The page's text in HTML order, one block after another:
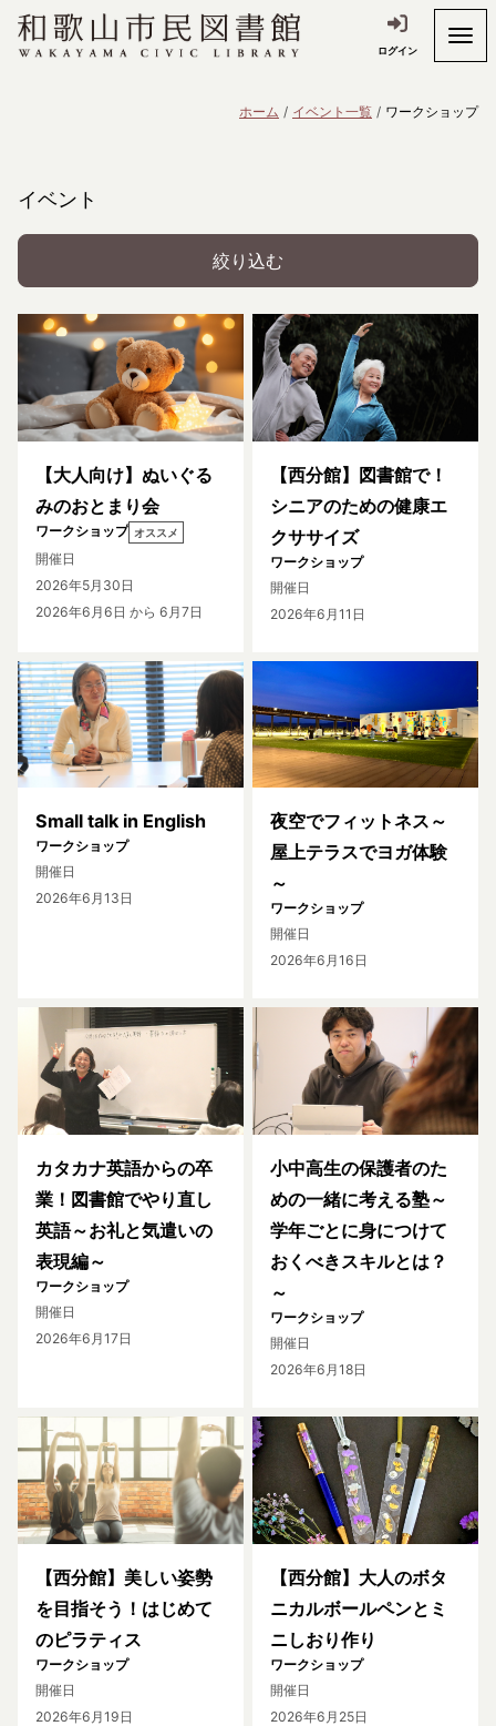
ログイン
ホーム イベント一覧 ワークショップ
イベント
絞り込む
【大人向け】ぬいぐる
みのおとまり会
ワークショップ オススメ
開催日
2026年5月30日
2026年6月6日 から 6月7日
【西分館】図書館で！
シニアのための健康エ
クササイズ
ワークショップ
開催日
2026年6月11日
Small talk in English
ワークショップ
開催日
2026年6月13日
夜空でフィットネス～
屋上テラスでヨガ体験
～
ワークショップ
開催日
2026年6月16日
カタカナ英語からの卒
業！図書館でやり直し
英語～お礼と気遣いの
表現編～
ワークショップ
開催日
2026年6月17日
小中高生の保護者のた
めの一緒に考える塾～
学年ごとに身につけて
おくべきスキルとは？
～
ワークショップ
開催日
2026年6月18日
【西分館】美しい姿勢
を目指そう！はじめて
のピラティス
ワークショップ
開催日
2026年6月19日
【西分館】大人のボタ
ニカルボールペンとミ
ニしおり作り
ワークショップ
開催日
2026年6月25日